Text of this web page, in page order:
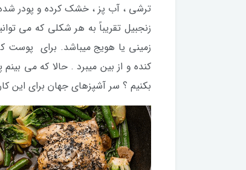
ترشی ، آب پز ، خشک کرده و پودر شده
زنجبیل تقریباً به هر شکلی که می
زمینی یا هویج میباشد. برای پوست
کنده و از بین میبرد . حالا که می
بکنیم ؟ سر آشپزهای جهان برای این